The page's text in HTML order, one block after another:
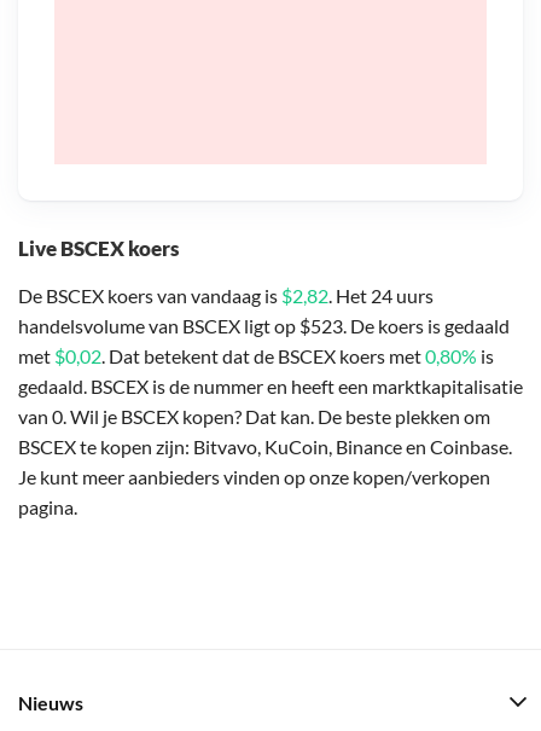
Live BSCEX koers
De BSCEX koers van vandaag is $2,82. Het 24 uurs
handelsvolume van BSCEX ligt op $523. De koers is gedaald
met $0,02. Dat betekent dat de BSCEX koers met0,80% is
gedaald. BSCEX is de nummer en heeft een marktkapitalisatie
van 0. Wil je BSCEX kopen? Dat kan. De beste plekken om
BSCEX te kopen zijn: Bitvavo, KuCoin, Binance en Coinbase.
Je kunt meer aanbieders vinden op onze kopen/verkopen
pagina.
Nieuws